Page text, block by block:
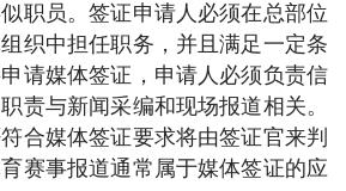
职员。签证申请人必须在总部位
织中担任职务，并且满足一定条
请媒体签证，申请人必须负责信
责与新闻采编和现场报道相关。
合媒体签证要求将由签证官来判
赛事报道通常属于媒体签证的应